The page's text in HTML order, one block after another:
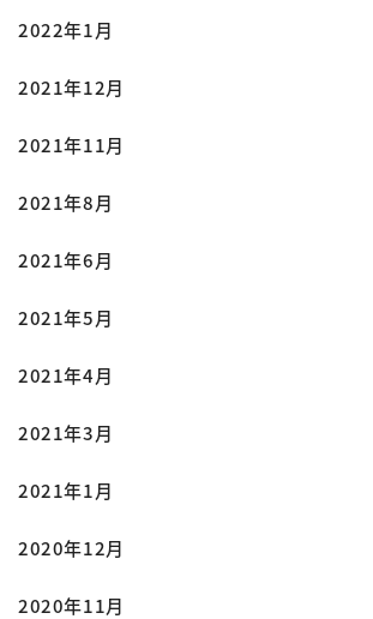
2022年1月
2021年12月
2021年11月
2021年8月
2021年6月
2021年5月
2021年4月
2021年3月
2021年1月
2020年12月
2020年11月